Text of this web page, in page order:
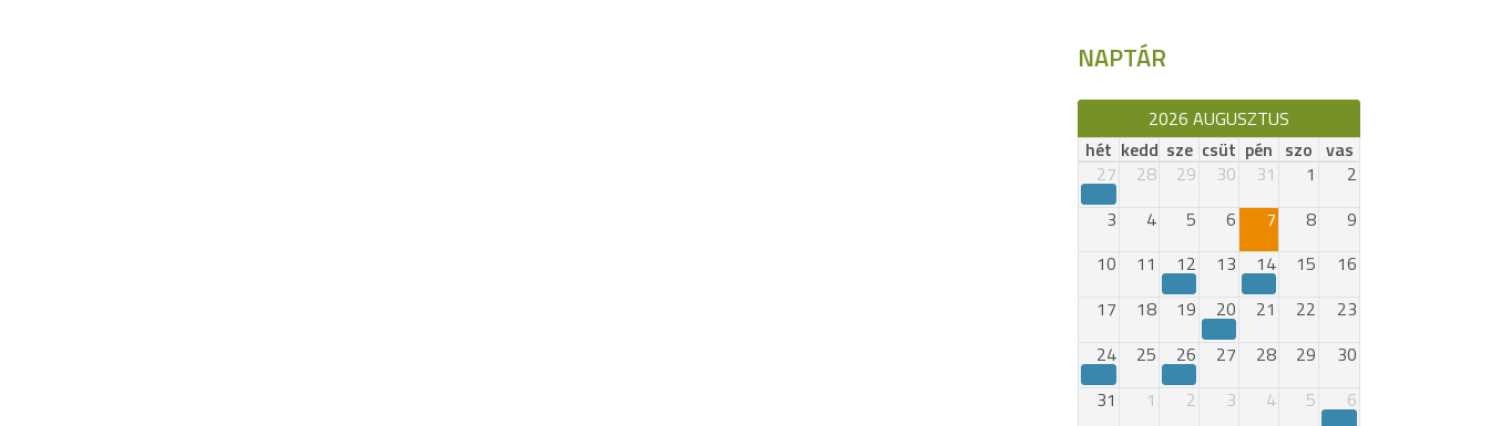
NAPTÁR
2026 AUGUSZTUS
hét kedd sze csüt pén szo vas
27
28 29 30 31 1
2
3
4 5 6 7 8
9
10
11 12 13 14 15
16
17
18 19 20 21 22
23
24
25 26 27 28 29
30
31
1 2 3 4 5 6